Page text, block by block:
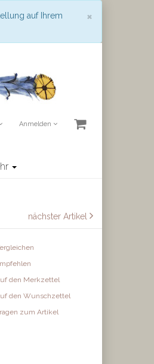
×
auf Ihrem
Anmelden
nächster Artikel
den Merkzettel
den Wunschzettel
zum Artikel